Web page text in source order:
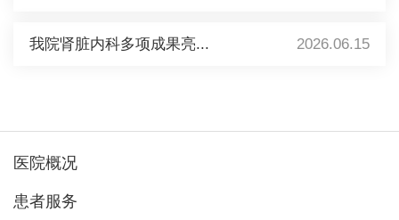
我院肾脏内科多项成果亮... 2026.06.15
医院概况
患者服务